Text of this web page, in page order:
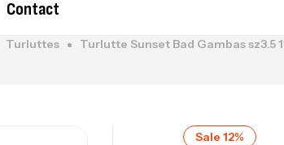
Contact
Turluttes Turlutte Sunset Bad Gambas sz3.5
Sale 12%